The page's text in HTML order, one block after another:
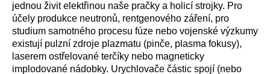
jednou živit elektřinou naše pračky a holicí strojky. Pro
účely produkce neutronů, rentgenového záření, pro
studium samotného procesu fúze nebo vojenské výzkumy
existují pulzní zdroje plazmatu (pinče, plasma fokusy),
laserem ostřelované terčíky nebo magneticky
implodované nádobky. Urychlovače částic spojí (nebo